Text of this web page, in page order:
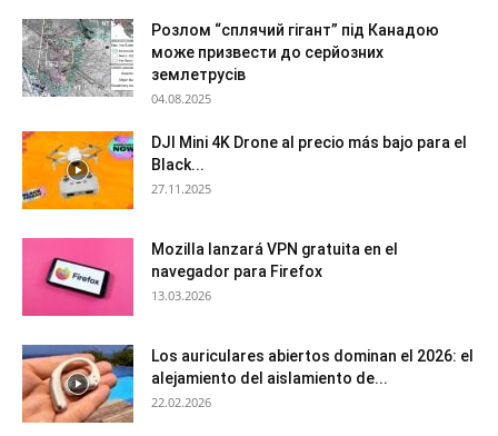
Розлом “сплячий гігант” під Канадою
може призвести до серйозних
землетрусів
04.08.2025
DJI Mini 4K Drone al precio más bajo para el
Black...
27.11.2025
Mozilla lanzará VPN gratuita en el
navegador para Firefox
13.03.2026
Los auriculares abiertos dominan el 2026: el
alejamiento del aislamiento de...
22.02.2026